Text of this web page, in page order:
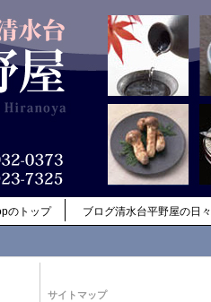
のトップ ブログ清水台平野屋の日々
サイトマップ